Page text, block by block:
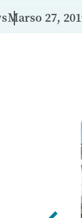
Marso 27,